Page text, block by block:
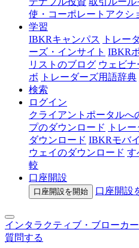
使・コーポレートアクシ
学習
IBKRキャンパス
トレー
ーズ・インサイト IBKR
リストのブログ ウェビナ
ボ
トレーダーズ用語辞典
検索
ログイン
クライアントポータルへ
プのダウンロード
トレ
ダウンロード IBKRモバ
ウェイのダウンロード す
較
口座開設
口座開設を開始 口座開設
インタラクティブ・ブローカ
質問する